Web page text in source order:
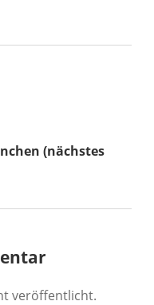
(nächstes
veröffentlicht.